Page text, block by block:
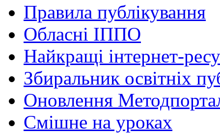
Правила публікування
Обласні ІППО
Найкращі інтернет-
Збиральник освітніх
Оновлення
Cмішне на уроках